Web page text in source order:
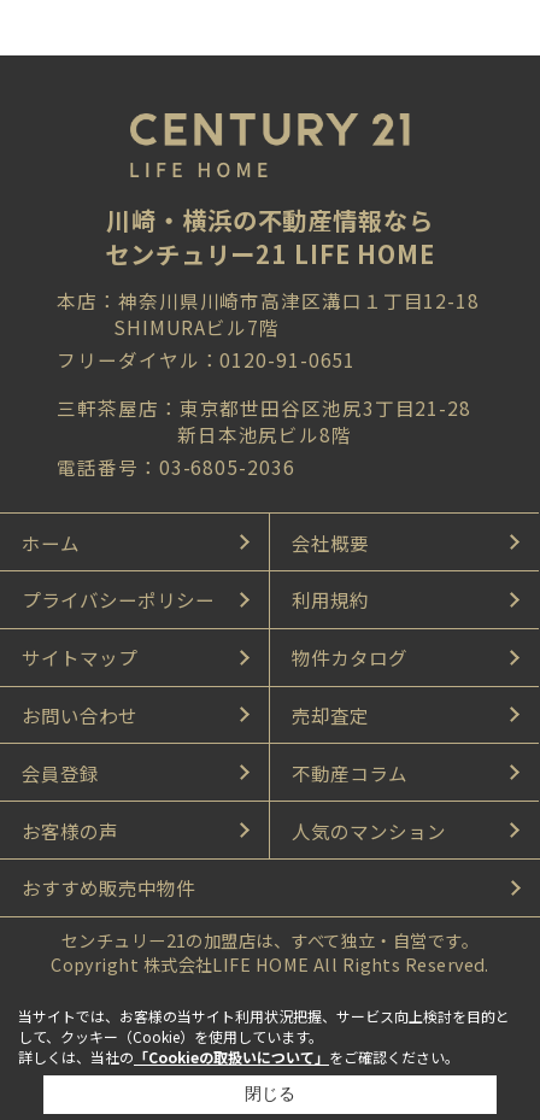
川崎・横浜の不動産情報なら
センチュリー21 LIFE HOME
本店：神奈川県川崎市高津区溝口１丁目12-18
SHIMURAビル7階
フリーダイヤル：0120-91-0651
三軒茶屋店：東京都世田谷区池尻3丁目21-28
新日本池尻ビル8階
電話番号：03-6805-2036
ホーム 会社概要
プライバシーポリシー 利用規約
サイトマップ 物件カタログ
お問い合わせ 売却査定
会員登録 不動産コラム
お客様の声 人気のマンション
おすすめ販売中物件
センチュリー21の加盟店は、すべて独立・自営です。
Copyright 株式会社LIFE HOME All Rights Reserved.
当サイトでは、お客様の当サイト利用状況把握、サービス向上検討を目的と
して、クッキー（Cookie）を使用しています。
詳しくは、当社の 「Cookieの取扱いについて」 をご確認ください。
閉じる